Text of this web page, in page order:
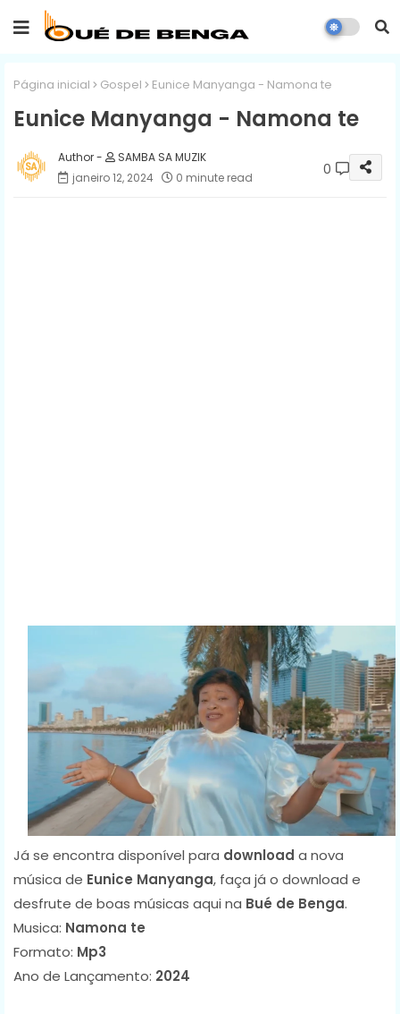
Página inicial Gospel Eunice Manyanga - Namona te
Eunice Manyanga - Namona te
SAMBA SA MUZIK
janeiro 12, 2024
0 minute read 0
Já se encontra disponível para download a nova
música de Eunice Manyanga, faça já o download e
desfrute de boas músicas aqui na Bué de Benga.
Musica: Namona te
Formato: Mp3
Ano de Lançamento: 2024